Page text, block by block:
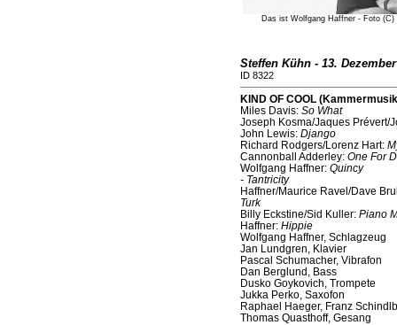
Das ist Wolfgang Haffner - Foto (C)
Steffen Kühn - 13. Dezember
ID 8322
KIND OF COOL
Miles Davis: So What
Joseph Kosma/Jaques Prévert/
John Lewis: Django
Richard Rodgers/Lorenz Hart:
Cannonball Adderley: One For
Wolfgang Haffner: Quincy
- Tantricity
Haffner/Maurice Ravel/Dave
Turk
Billy Eckstine/Sid Kuller: Piano
Haffner: Hippie
Wolfgang Haffner, Schlagzeug
Jan Lundgren, Klavier
Pascal Schumacher, Vibrafon
Dan Berglund, Bass
Dusko Goykovich, Trompete
Jukka Perko, Saxofon
Raphael Haeger, Franz
Thomas Quasthoff, Gesang